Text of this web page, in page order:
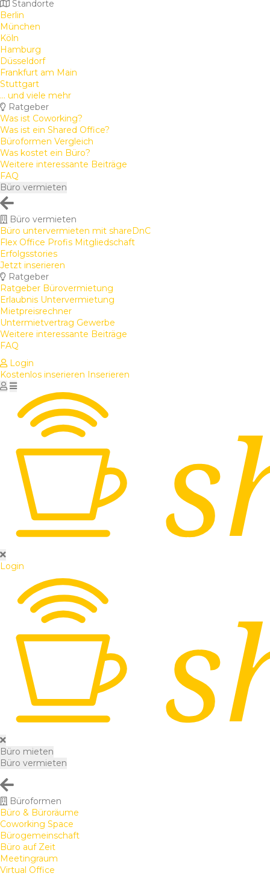
Standorte
Berlin
München
Köln
Hamburg
Düsseldorf
Frankfurt am Main
Stuttgart
... und viele mehr
Ratgeber
Was ist Coworking?
Was ist ein Shared Office?
Büroformen Vergleich
Was kostet ein Büro?
Weitere interessante Beiträge
FAQ
Büro vermieten
Büro vermieten
Büro untervermieten mit shareDnC
Flex Office Profis Mitgliedschaft
Erfolgsstories
Jetzt inserieren
Ratgeber
Ratgeber Bürovermietung
Erlaubnis Untervermietung
Mietpreisrechner
Untermietvertrag Gewerbe
Weitere interessante Beiträge
FAQ
Login
Kostenlos inserieren Inserieren
Login
Büro mieten
Büro vermieten
Büroformen
Büro & Büroräume
Coworking Space
Bürogemeinschaft
Büro auf Zeit
Meetingraum
Virtual Office